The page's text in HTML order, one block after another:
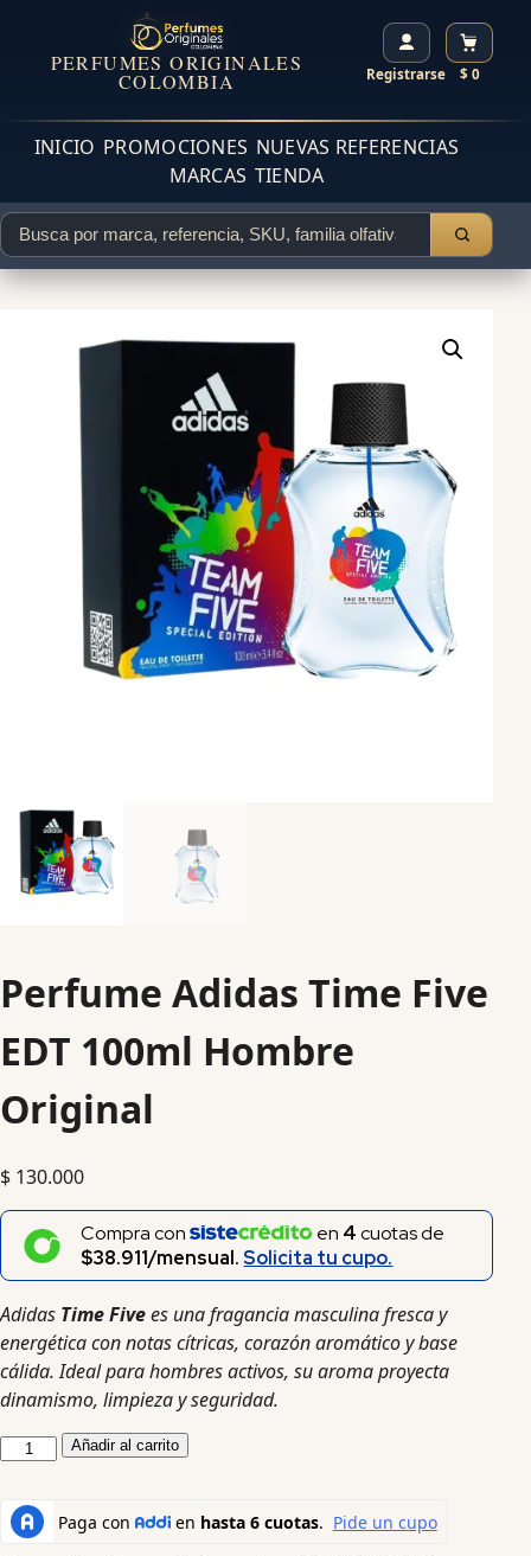
PERFUMES ORIGINALES
COLOMBIA Registrarse $ 0
INICIO PROMOCIONES NUEVAS REFERENCIAS
MARCAS TIENDA
Perfume Adidas Time Five
EDT 100ml Hombre
Original
$ 130.000
Compra con en 4cuotas de
$38.911/mensual.Solicita tu cupo.
Adidas Time Fivees una fragancia masculina fresca y
energética con notas cítricas, corazón aromático y base
cálida. Ideal para hombres activos, su aroma proyecta
dinamismo, limpieza y seguridad.
Añadir al carrito